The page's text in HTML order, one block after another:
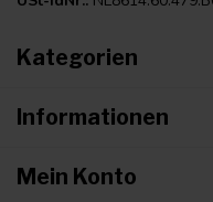
Kategorien
Informationen
Mein Konto